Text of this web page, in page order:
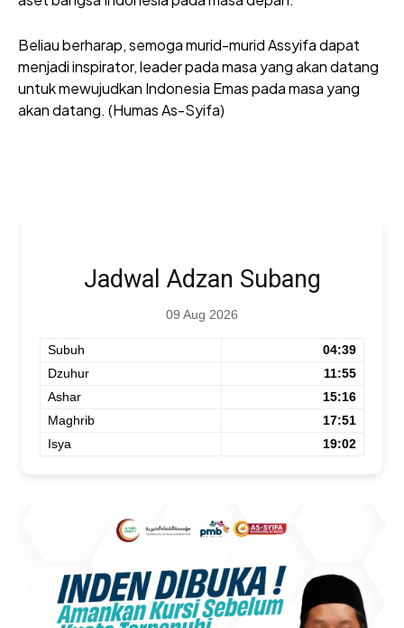
Beliau berharap, semoga murid-murid Assyifa dapat
menjadi inspirator, leader pada masa yang akan datang
untuk mewujudkan Indonesia Emas pada masa yang
akan datang. (Humas As-Syifa)
Jadwal Adzan Subang
09 Aug 2026
Subuh
04:39
Dzuhur
11:55
Ashar
15:16
Maghrib
17:51
Isya
19:02